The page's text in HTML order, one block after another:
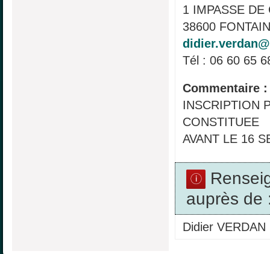
1 IMPASSE DE
38600
Tél : 06 60 65
Commentaire :
INSCRIPTION
CONSTITUEE
AVANT LE 16
auprès de
Didier VERDAN